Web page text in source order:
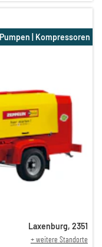
Pumpen | Kompressoren
Laxenburg, 2351
+ weitere Standorte